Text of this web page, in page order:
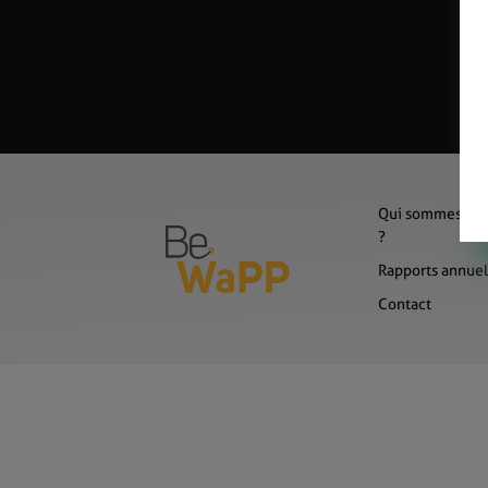
Qui sommes-
?
Rapports
Contact